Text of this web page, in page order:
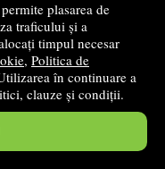
plasarea de
traficului și a
timpul necesar
, Politica de
în continuare a
clauze și condiții.
foarfeca si fara lipici